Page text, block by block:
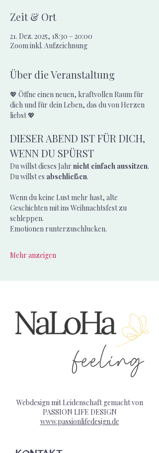
Zeit & Ort
21. Dez. 2025, 18:30 – 20:00
Zoom inkl. Aufzeichnung
Über die Veranstaltung
💖 Öffne einen neuen, kraftvollen Raum für
dich und für dein Leben, das du von Herzen
liebst 💖
DIESER ABEND IST FÜR DICH,
WENN DU SPÜRST
Du willst dieses Jahr nicht einfach aussitzen.
Du willst es abschließen.
Wenn du keine Lust mehr hast, alte
Geschichten mit ins Weihnachtsfest zu
schleppen.
Emotionen runterzuschlucken.
Mehr anzeigen
Webdesign mit Leidenschaft gemacht von
PASSION LIFE DESIGN
www.passionlifedesign.de